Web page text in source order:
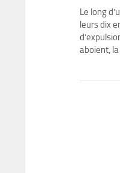
Le long
leurs dix
aboient,